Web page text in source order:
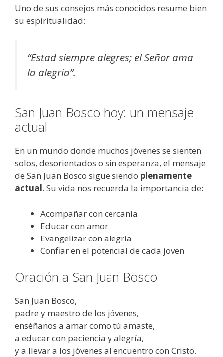
Uno de sus consejos más conocidos resume bien
su espiritualidad:
“Estad siempre alegres; el Señor ama
la alegría”.
San Juan Bosco hoy: un mensaje
actual
En un mundo donde muchos jóvenes se sienten
solos, desorientados o sin esperanza, el mensaje
de San Juan Bosco sigue siendo plenamente
actual. Su vida nos recuerda la importancia de:
Acompañar con cercanía
Educar con amor
Evangelizar con alegría
Confiar en el potencial de cada joven
Oración a San Juan Bosco
San Juan Bosco,
padre y maestro de los jóvenes,
enséñanos a amar como tú amaste,
a educar con paciencia y alegría,
y a llevar a los jóvenes al encuentro con Cristo.